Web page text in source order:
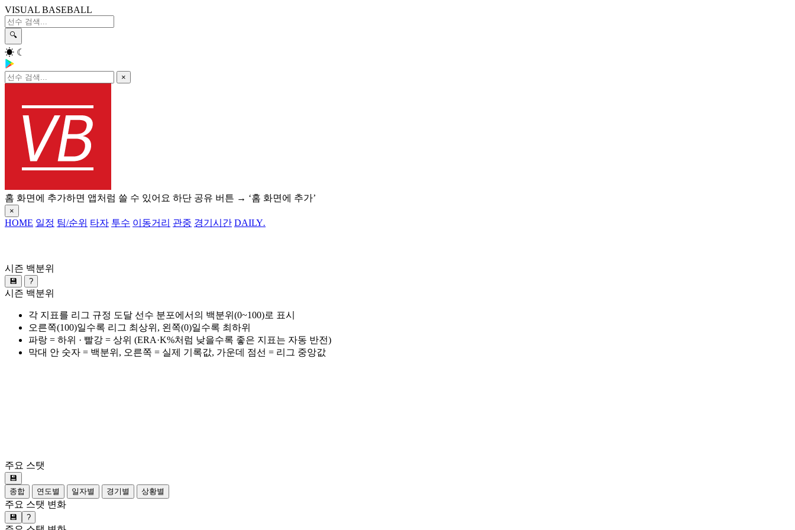
VISUAL BASEBALL
🔍
☀ ☾
×
홈 화면에 추가하면 앱처럼 쓸 수 있어요 하단 공유 버튼 → ‘홈 화면에 추가’
×
HOME 일정 팀/순위 타자 투수 이동거리 관중 경기시간 DAILY.
시즌 백분위
💾 ?
시즌 백분위
각 지표를 리그 규정 도달 선수 분포에서의 백분위(0~100)로 표시
오른쪽(100)일수록 리그 최상위, 왼쪽(0)일수록 최하위
파랑 = 하위 · 빨강 = 상위 (ERA·K%처럼 낮을수록 좋은 지표는 자동 반전)
막대 안 숫자 = 백분위, 오른쪽 = 실제 기록값, 가운데 점선 = 리그 중앙값
주요 스탯
💾
종합
연도별 일자별 경기별 상황별
주요 스탯 변화
💾 ?